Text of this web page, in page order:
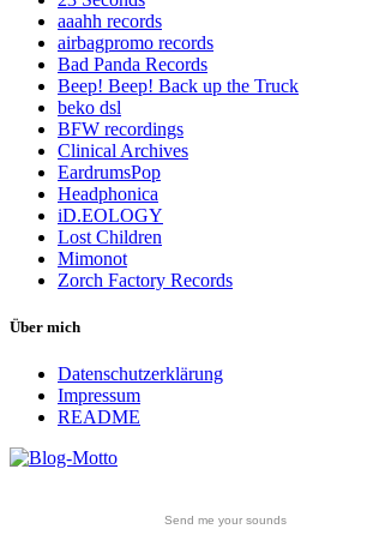
aaahh records
airbagpromo records
Bad Panda Records
Beep! Beep! Back up the Truck
beko dsl
BFW recordings
Clinical Archives
EardrumsPop
Headphonica
iD.EOLOGY
Lost Children
Mimonot
Zorch Factory Records
Über mich
Datenschutzerklärung
Impressum
README
Send me your sounds